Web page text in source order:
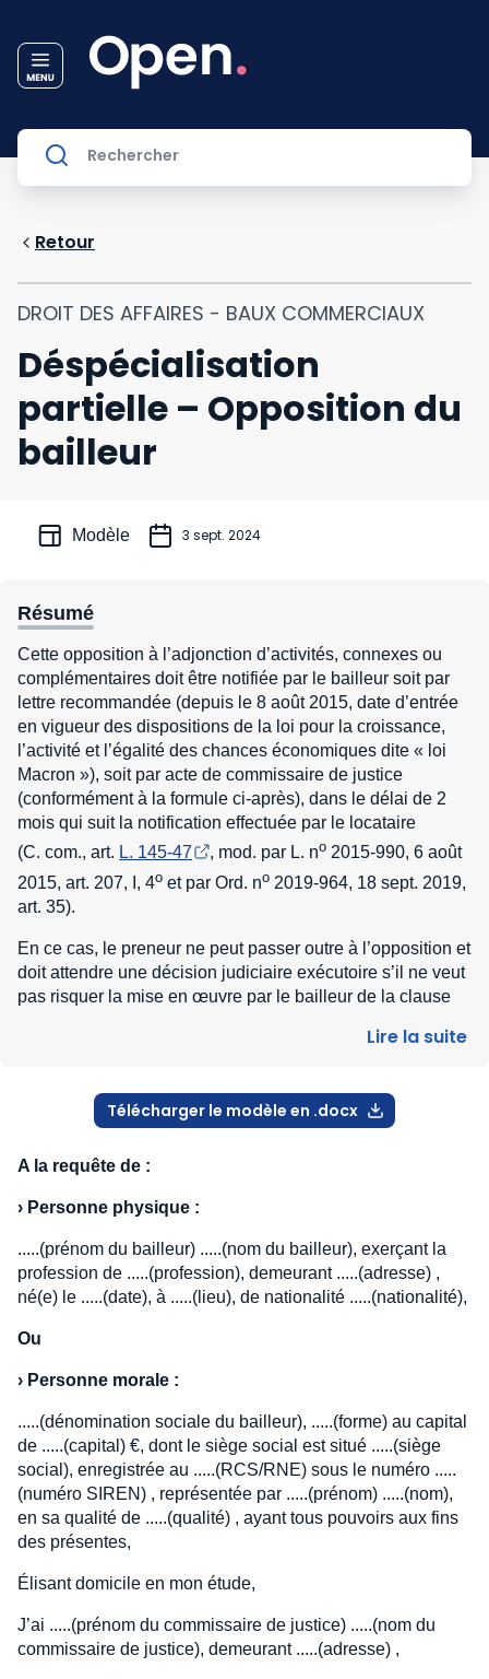
Retour
DROIT DES AFFAIRES - BAUX COMMERCIAUX
Déspécialisation
partielle – Opposition du
bailleur
Modèle 3 sept. 2024
Résumé
Cette opposition à l’adjonction d’activités, connexes ou
complémentaires doit être notifiée par le bailleur soit par
lettre recommandée (depuis le 8 août 2015, date d’entrée
en vigueur des dispositions de la loi pour la croissance,
l’activité et l’égalité des chances économiques dite « loi
Macron »), soit par acte de commissaire de justice
(conformément à la formule ci-après), dans le délai de 2
mois qui suit la notification effectuée par le locataire
(C. com., art. L. 145-47 , mod. par L. no 2015-990, 6 août
2015, art. 207, I, 4o et par Ord. no 2019-964, 18 sept. 2019,
art. 35).
En ce cas, le preneur ne peut passer outre à l’opposition et
doit attendre une décision judiciaire exécutoire s’il ne veut
pas risquer la mise en œuvre par le bailleur de la clause
par acte extrajudiciaire, forme qui, compte tenu de
l’importance de cet acte et au regard des risques liés à la
lettre recommandée, reste très fortement conseillée.
Voir l'étude Baux commerciaux .
Lire la suite
Télécharger le modèle en .docx
A la requête de :
› Personne physique :
.....(prénom du bailleur) .....(nom du bailleur), exerçant la
profession de .....(profession), demeurant .....(adresse) ,
né(e) le .....(date), à .....(lieu), de nationalité .....(nationalité),
Ou
› Personne morale :
.....(dénomination sociale du bailleur), .....(forme) au capital
de .....(capital) €, dont le siège social est situé .....(siège
social), enregistrée au .....(RCS/RNE) sous le numéro .....
(numéro SIREN) , représentée par .....(prénom) .....(nom),
en sa qualité de .....(qualité) , ayant tous pouvoirs aux fins
des présentes,
Élisant domicile en mon étude,
J’ai .....(prénom du commissaire de justice) .....(nom du
commissaire de justice), demeurant .....(adresse) ,